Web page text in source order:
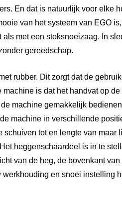
En dat is natuurlijk voor elke
van het systeem van EGO
met een stoksnoeizaag. In
gereedschap.
rubber. Dit zorgt dat de
is dat het handvat op
machine gemakkelijk
machine in verschillende
tot en lengte van maar
heggenschaardeel is in te
van de heg, de bovenkant
en snoei instelling